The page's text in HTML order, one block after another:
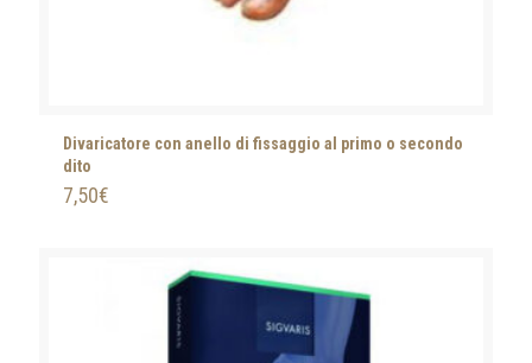
Divaricatore con anello di fissaggio al primo o secondo
dito
7,50€